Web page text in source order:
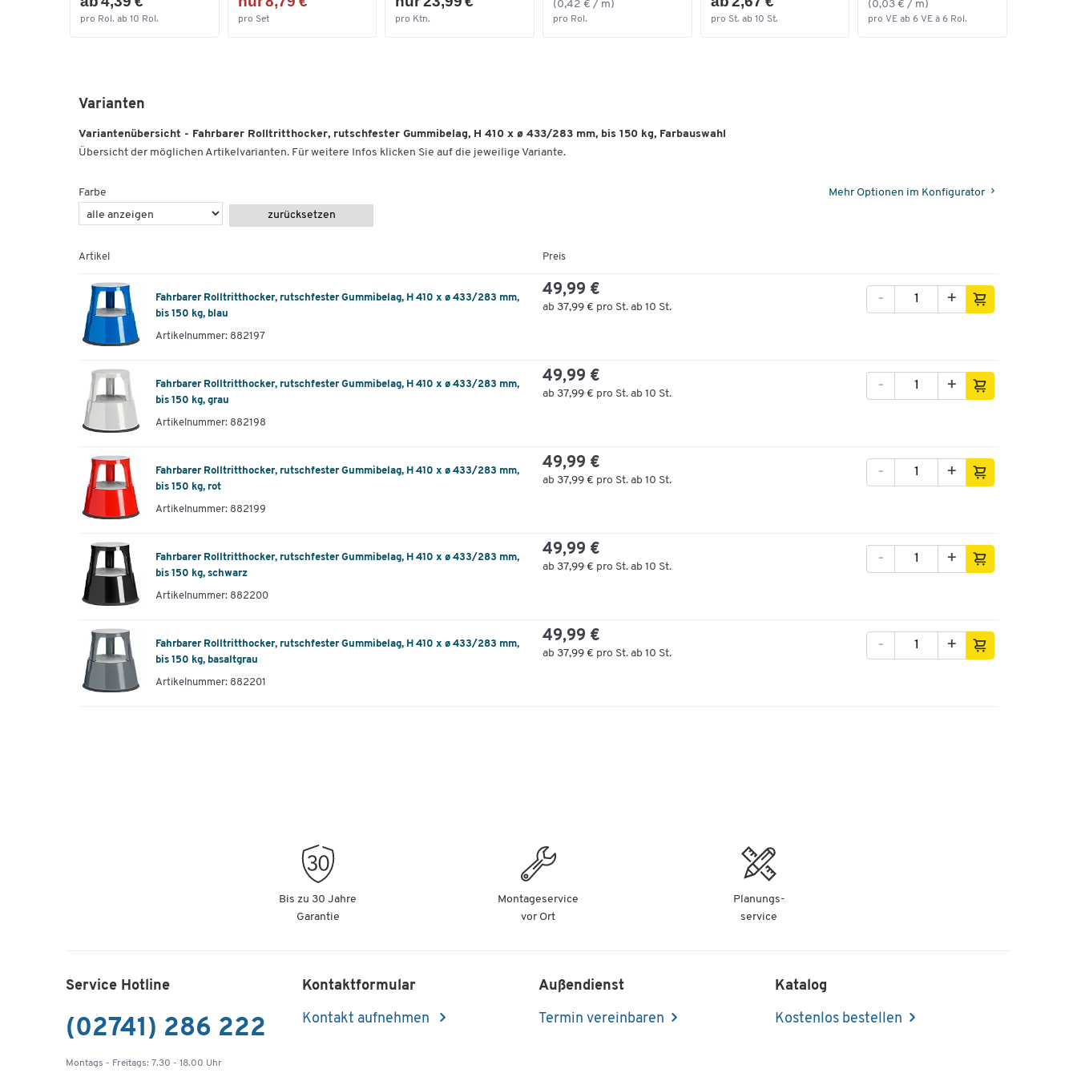
pro Rol. ab 10 Rol. pro Set pro Ktn.
(0,42 € / m)
pro Rol. pro St. ab 10 St.
(0,03 € / m)
pro VE ab 6 VE à 6 Rol.
Varianten
Variantenübersicht - Fahrbarer Rolltritthocker, rutschfester Gummibelag, H 410 x ø 433/283 mm, bis 150 kg, Farbauswahl
Übersicht der möglichen Artikelvarianten. Für weitere Infos klicken Sie auf die jeweilige Variante.
Farbe
zurücksetzen
Mehr Optionen im Konfigurator
Artikel Preis
Fahrbarer Rolltritthocker, rutschfester Gummibelag, H 410 x ø 433/283 mm,
bis 150 kg, blau
Artikelnummer: 882197
49,99 €
ab 37,99 € pro St. ab 10 St.
+
-
Fahrbarer Rolltritthocker, rutschfester Gummibelag, H 410 x ø 433/283 mm,
bis 150 kg, grau
Artikelnummer: 882198
49,99 €
ab 37,99 € pro St. ab 10 St.
+
-
Fahrbarer Rolltritthocker, rutschfester Gummibelag, H 410 x ø 433/283 mm,
bis 150 kg, rot
Artikelnummer: 882199
49,99 €
ab 37,99 € pro St. ab 10 St.
+
-
Fahrbarer Rolltritthocker, rutschfester Gummibelag, H 410 x ø 433/283 mm,
bis 150 kg, schwarz
Artikelnummer: 882200
49,99 €
ab 37,99 € pro St. ab 10 St.
+
-
Fahrbarer Rolltritthocker, rutschfester Gummibelag, H 410 x ø 433/283 mm,
bis 150 kg, basaltgrau
Artikelnummer: 882201
49,99 €
ab 37,99 € pro St. ab 10 St.
+
-
Bis zu 30 Jahre
Garantie
Montageservice
vor Ort
Planungs-
service
Service Hotline
(02741) 286 222
Montags - Freitags: 7.30 - 18.00 Uhr
Kontaktformular
Kontakt aufnehmen
Außendienst
Termin vereinbaren
Katalog
Kostenlos bestellen